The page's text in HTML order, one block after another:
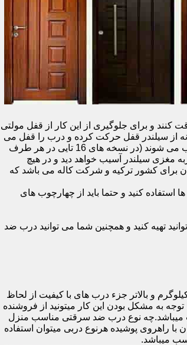
کنند و برای جلوگیری از این کار از قفل مولتی
یک زبانه از سیلندر قفل حرکت کرده و درب را قفل می
کند و در دو با قفل سویچ (در قفل های 20 تایی )پنج زبانه از قسمت بالای درب،پانزده زبانه هم از قسمت بالا،وسط و پایین قسمت کناری درب وارد چهار چوب می شوند (در نسخه های 16 تایی در هر طرف
مغزی سیلندر آسیب خواهد دید و در هیچ
برای کشور ترکیه و شرکت کاله می باشد که
کنید و حتما باید از چهارچوب های
تهیه کنید و همچنین شما می توانید درب ضد
راه وزن درب هست که به صورت کلی درب های کمتر از 60 کیلوگرم جزء درب های بی کیفیت محسوب میشود،70 تا 90 درب های متوسط و درب های 90 کیلوگرم و بالاتر جزء درب های با کیفیت از لحاظ
به مشکل بودن این کار میتونید از فروشنده
میباشد.چه نوع درب ضد سرقتی مناسب منزل
داخل آپارتمان با راهروی پوشیده هرنوع دربی میتوان استفاده
میباشد.